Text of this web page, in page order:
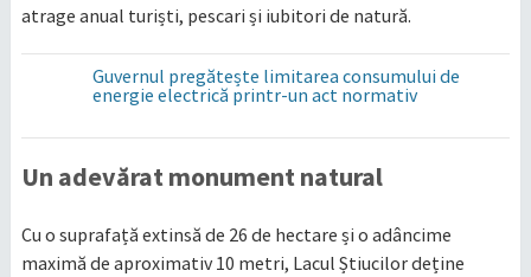
atrage anual turiști, pescari și iubitori de natură.
Guvernul pregătește limitarea consumului de
energie electrică printr-un act normativ
Un adevărat monument natural
Cu o suprafață extinsă de 26 de hectare și o adâncime
maximă de aproximativ 10 metri, Lacul Știucilor deține